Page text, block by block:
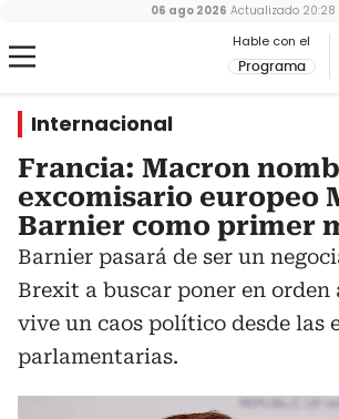
Hable con el
Programa
06 ago 2026 Actualizado 20:28
Internacional
Francia: Macron
excomisario europeo
Barnier como primer
Barnier pasará de ser un
Brexit a buscar poner en orden
vive un caos político desde las
parlamentarias.